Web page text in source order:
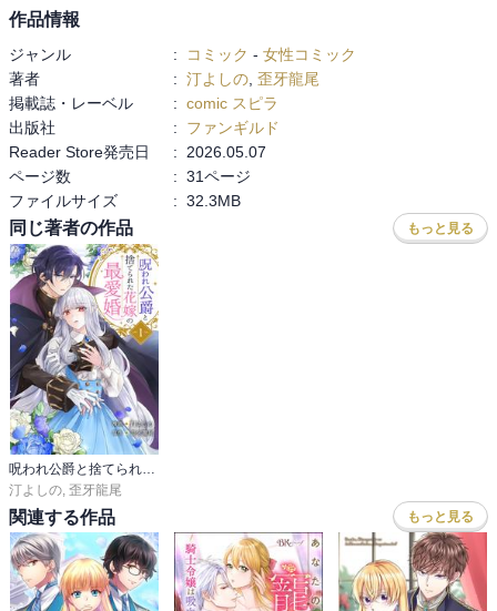
作品情報
ジャンル : コミック - 女性コミック
著者
: 汀よしの 歪牙龍尾
掲載誌・レーベル
: comic スピラ
出版社
:
ファンギルド
Reader Store発売日
:
2026.05.07
ページ数
: 31ページ
ファイルサイズ
: 32.3MB
同じ著者の作品 もっと見る
呪われ公爵と捨てられた花嫁の最愛婚【電子単行本版】
汀よしの, 歪牙龍尾
関連する作品 もっと見る